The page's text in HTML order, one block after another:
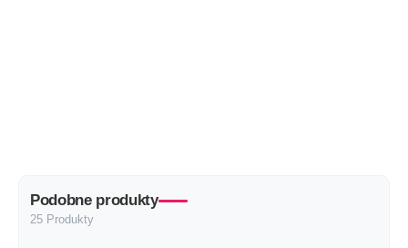
Podobne produkty
25 Produkty